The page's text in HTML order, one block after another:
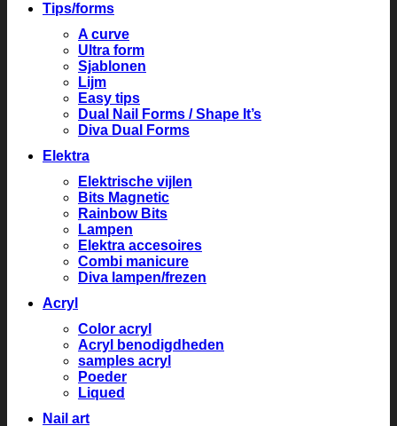
Tips/forms
A curve
Ultra form
Sjablonen
Lijm
Easy tips
Dual Nail Forms / Shape It’s
Diva Dual Forms
Elektra
Elektrische vijlen
Bits Magnetic
Rainbow Bits
Lampen
Elektra accesoires
Combi manicure
Diva lampen/frezen
Acryl
Color acryl
Acryl benodigdheden
samples acryl
Poeder
Liqued
Nail art